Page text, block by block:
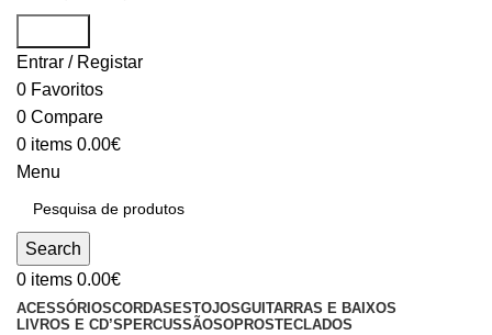
Entrar / Registar
0 Favoritos
0 Compare
0 items 0.00€
Menu
Search
0 items 0.00€
ACESSÓRIOSCORDAS ESTOJOSGUITARRAS E BAIXOS
LIVROS E CD’S PERCUSSÃOSOPROSTECLADOS